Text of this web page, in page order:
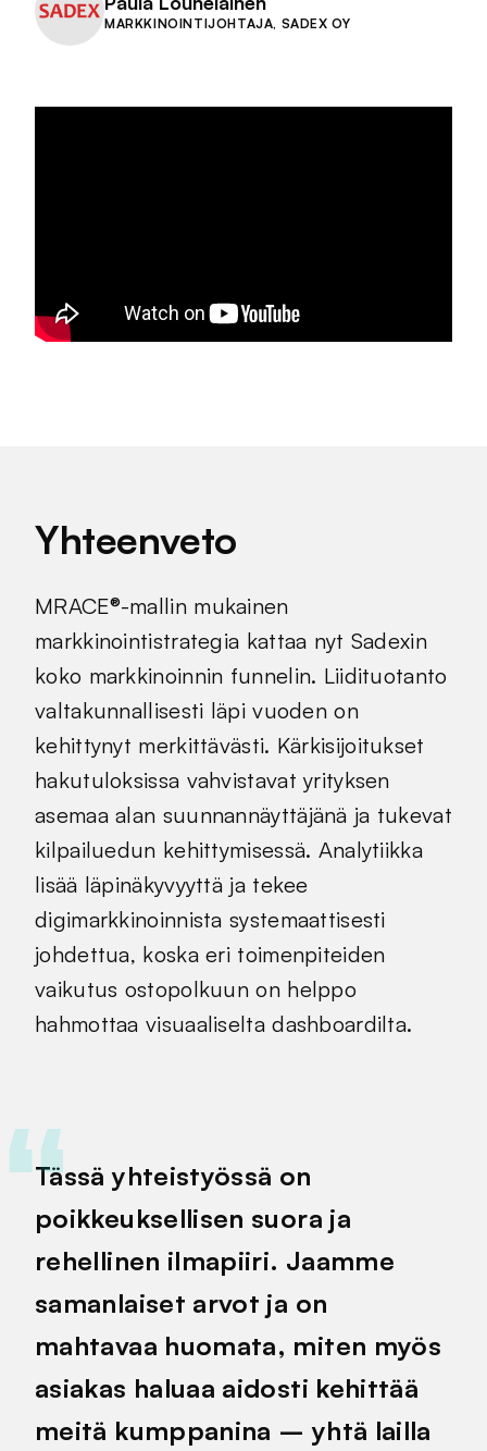
MARKKINOINTIJOHTAJA, SADEX OY
Yhteenveto
MRACE®-mallin mukainen
markkinointistrategia kattaa nyt Sadexin
koko markkinoinnin funnelin. Liidituotanto
valtakunnallisesti läpi vuoden on
kehittynyt merkittävästi. Kärkisijoitukset
hakutuloksissa vahvistavat yrityksen
asemaa alan suunnannäyttäjänä ja tukevat
kilpailuedun kehittymisessä. Analytiikka
lisää läpinäkyvyyttä ja tekee
digimarkkinoinnista systemaattisesti
johdettua, koska eri toimenpiteiden
vaikutus ostopolkuun on helppo
hahmottaa visuaaliselta dashboardilta.
Tässä yhteistyössä on
poikkeuksellisen suora ja
rehellinen ilmapiiri. Jaamme
samanlaiset arvot ja on
mahtavaa huomata, miten myös
asiakas haluaa aidosti kehittää
meitä kumppanina – yhtä lailla